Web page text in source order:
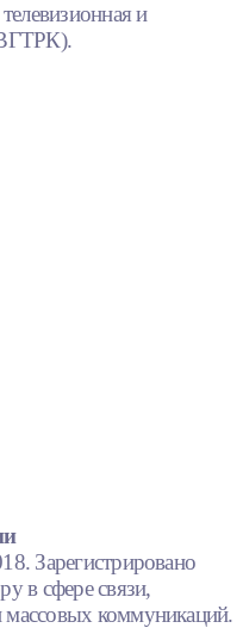
и
Зарегистрировано
в сфере связи,
коммуникаций.